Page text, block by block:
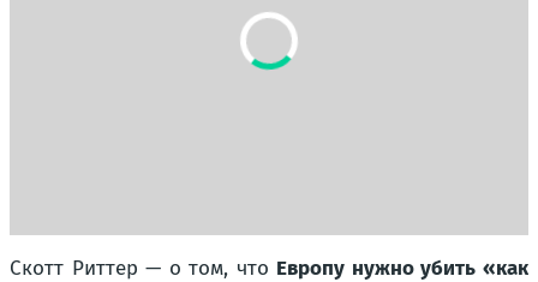
Скотт Риттер — о том, что Европу нужно убить «как